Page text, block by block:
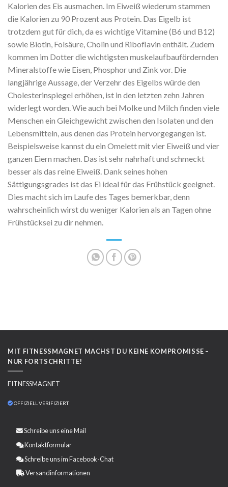
Kalorien des Eis ausmachen. Im Eiweiß wiederum stammen
die Kalorien zu 90 Prozent aus Protein. Das Eigelb ist
trotzdem gut für dich, da es wichtige Vitamine (B6 und B12)
sowie Biotin, Folsäure, Cholin und Riboflavin enthält. Zudem
kommen im Dotter die wichtigsten muskelaufbaufördernden
Mineralstoffe wie Eisen, Phosphor und Zink vor. Die
langjährige Aussage, der Verzehr des Eigelbs würde den
Cholesterinspiegel erhöhen, ist in den letzten zehn Jahren
widerlegt worden. Wie auch bei Molke und Milch finden viele
Menschen ein Gleichgewicht zwischen den Isolaten und den
Lebensmitteln, aus denen das Protein hervorgegangen ist.
Beispielsweise kannst du ein Omelett mit vier Eiweiß und vier
ganzen Eiern machen. Das ist sehr nahrhaft und schmeckt
besser als das reine Eiweiß. Dank seines hohen
Sättigungsgrades ist das Ei ideal für das Frühstück geeignet.
Dies macht sich im Laufe des Tages bemerkbar, denn
wahrscheinlich wirst du weniger Kalorien als an Tagen ohne
Frühstücksei zu dir nehmen.
MIT FITNESSMAGNET MACHST DU KEINE KOMPROMISSE –
NUR FORTSCHRITTE!
FITNESSMAGNET
OFFIZIELL VERIFIZIERT
Schreibe uns eineMail
Kontaktformular
Schreibe uns im Facebook-Chat
Versandinformationen